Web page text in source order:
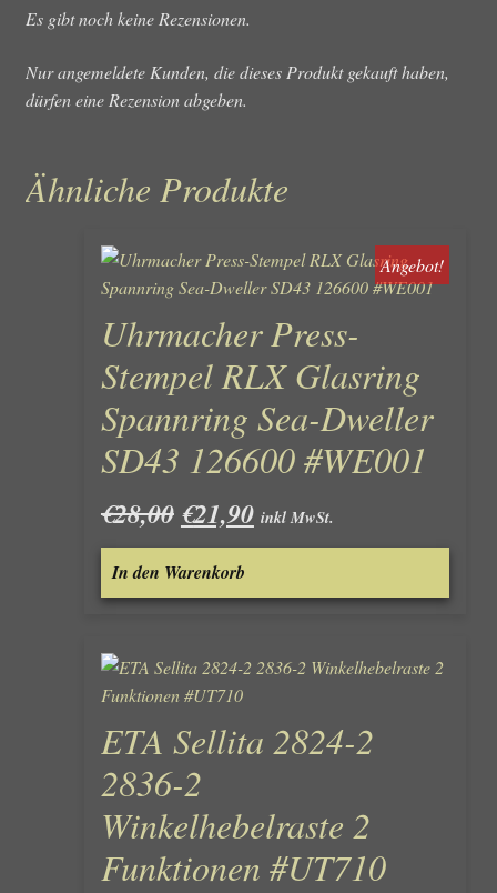
Es gibt noch keine Rezensionen.
Nur angemeldete Kunden, die dieses Produkt gekauft haben,
dürfen eine Rezension abgeben.
Ähnliche Produkte
Uhrmacher Press-
Stempel RLX Glasring
Spannring Sea-Dweller
SD43 126600 #WE001
Angebot!
€28,00 Ursprünglicher
Preis
war:
€28,00
€21,90Aktueller
Preis
€21,90.
inkl MwSt.
In den Warenkorb
ETA Sellita 2824-2
2836-2
Winkelhebelraste 2
Funktionen #UT710